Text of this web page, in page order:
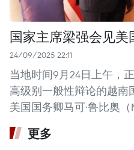
国家主席梁强会见美
24/09/2025 22:11
当地时间9月24日上午，
高级别一般性辩论的越南
美国国务卿马可·鲁比奥（
更多